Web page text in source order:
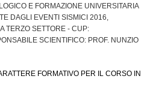
E FORMAZIONE UNIVERSITARIA
DAGLI EVENTI SISMICI 2016,
TERZO SETTORE - CUP:
SCIENTIFICO: PROF. NUNZIO
FORMATIVO PER IL CORSO IN